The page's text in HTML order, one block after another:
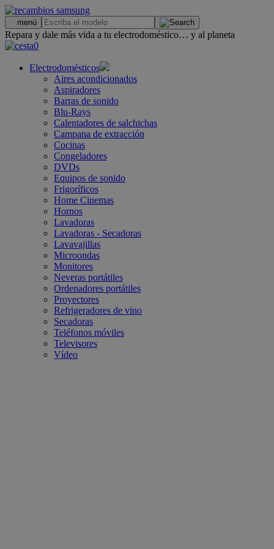
menú
Repara y dale más vida a tu electrodoméstico… y al planeta
0
Electrodomésticos
Aires acondicionados
Aspiradores
Barras de sonido
Blu-Rays
Calentadores de salchichas
Campana de extracción
Cocinas
Congeladores
DVDs
Equipos de sonido
Frigoríficos
Home Cinemas
Hornos
Lavadoras
Lavadoras - Secadoras
Lavavajillas
Microondas
Monitores
Neveras portátiles
Ordenadores portátiles
Proyectores
Refrigeradores de vino
Secadoras
Teléfonos móviles
Televisores
Vídeo